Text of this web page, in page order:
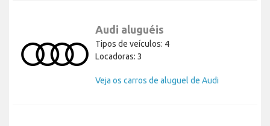
Audi aluguéis
Tipos de veículos: 4
Locadoras: 3
Veja os carros de aluguel de Audi